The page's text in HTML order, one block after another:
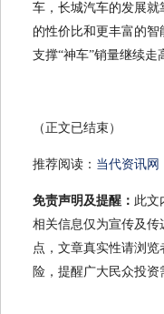
车，长城汽车的发展就
的性价比和更丰富的智
支撑“神车”销量继续走
（正文已结束）
推荐阅读： 当代资讯网
免责声明及提醒： 此文
相关信息仅为宣传及
点，文章真实性请浏
险，提醒广大民众投资